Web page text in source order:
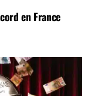
en France